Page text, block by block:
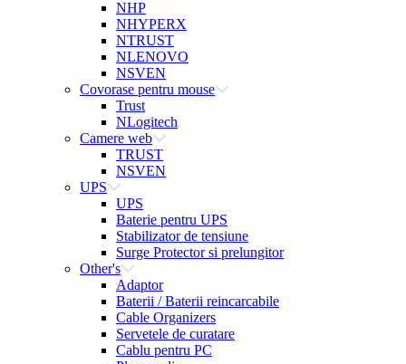
NHP
NHYPERX
NTRUST
NLENOVO
NSVEN
Covorase pentru mouse
Trust
NLogitech
Camere web
TRUST
NSVEN
UPS
UPS
Baterie pentru UPS
Stabilizator de tensiune
Surge Protector si prelungitor
Other's
Adaptor
Baterii / Baterii reincarcabile
Cable Organizers
Servetele de curatare
Cablu pentru PC